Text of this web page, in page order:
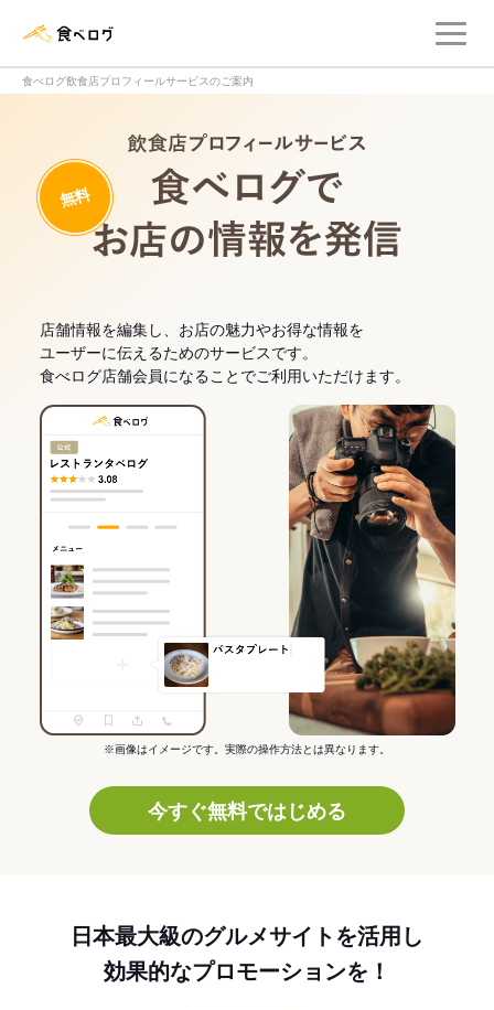
食べログ飲食店プロフィールサービスのご案内
無料
店舗情報を編集し、お店の魅力やお得な情報を
ユーザーに伝えるためのサービスです。
食べログ店舗会員になることでご利用いただけます。
※画像はイメージです。実際の操作方法とは異なります。
今すぐ無料ではじめる
日本最大級のグルメサイトを活用し
効果的なプロモーションを！